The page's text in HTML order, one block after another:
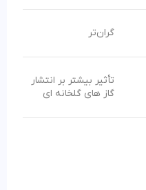
گران‌تر
تأثیر بیشتر بر انتشار
گاز های گلخانه ای